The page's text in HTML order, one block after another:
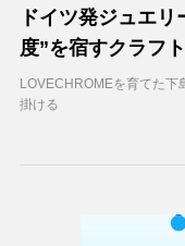
ドイツ発ジュエ
度”を宿すクラフ
LOVECHROMEを育てた下
掛ける